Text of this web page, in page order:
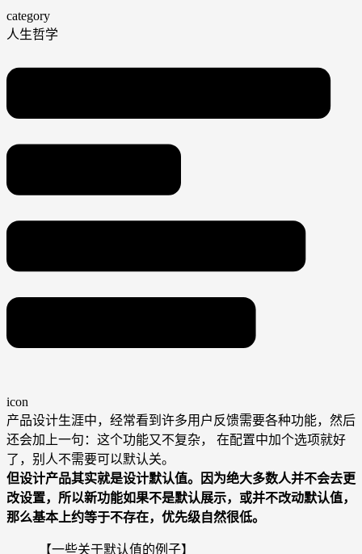
category
人生哲学
icon
产品设计生涯中，经常看到许多用户反馈需要各种功能，然后
还会加上一句：这个功能又不复杂， 在配置中加个选项就好
了，别人不需要可以默认关。
但设计产品其实就是设计默认值。因为绝大多数人并不会去更
改设置，所以新功能如果不是默认展示，或并不改动默认值，
那么基本上约等于不存在，优先级自然很低。
【一些关于默认值的例子】